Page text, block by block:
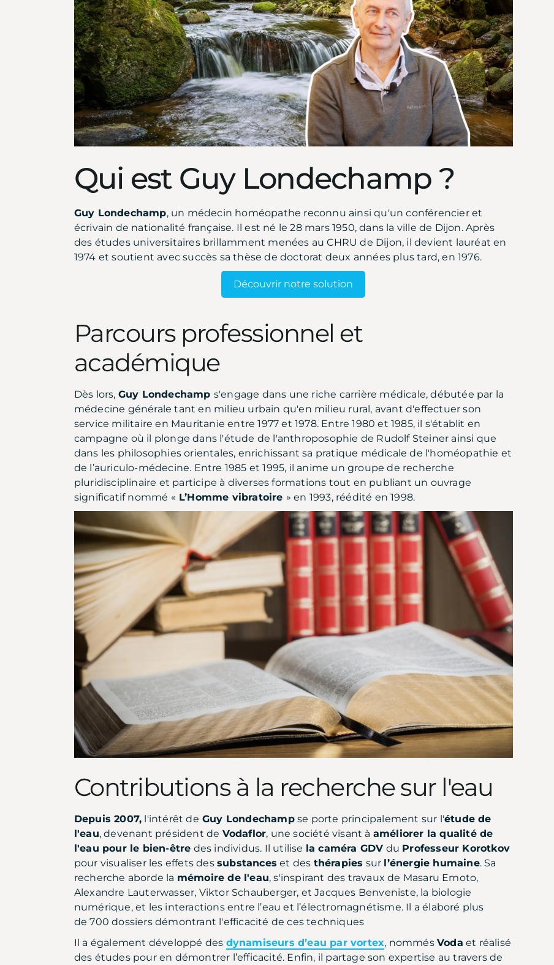
Qui est Guy Londechamp ?
Guy Londechamp, un médecin homéopathe reconnu ainsi qu'un conférencier et
écrivain de nationalité française. Il est né le 28 mars 1950, dans la ville de Dijon. Après
des études universitaires brillamment menées au CHRU de Dijon, il devient lauréat en
1974 et soutient avec succès sa thèse de doctorat deux années plus tard, en 1976.
Découvrir notre solution
Parcours professionnel et
académique
Dès lors, Guy Londechamp s'engage dans une riche carrière médicale, débutée par la
médecine générale tant en milieu urbain qu'en milieu rural, avant d'effectuer son
service militaire en Mauritanie entre 1977 et 1978. Entre 1980 et 1985, il s'établit en
campagne où il plonge dans l'étude de l'anthroposophie de Rudolf Steiner ainsi que
dans les philosophies orientales, enrichissant sa pratique médicale de l'homéopathie et
de l’auriculo-médecine. Entre 1985 et 1995, il anime un groupe de recherche
pluridisciplinaire et participe à diverses formations tout en publiant un ouvrage
significatif nommé « L’Homme vibratoire » en 1993, réédité en 1998.
Contributions à la recherche sur l'eau
Depuis 2007, l'intérêt de Guy Londechampse porte principalement sur l'étude de
l'eau, devenant président de Vodaflor, une société visant à améliorer la qualité de
l'eau pour le bien-être des individus. Il utilise la caméra GDV du Professeur Korotkov
pour visualiser les effets des substances et des thérapies sur l’énergie humaine. Sa
recherche aborde la mémoire de l'eau, s'inspirant des travaux de Masaru Emoto,
Alexandre Lauterwasser, Viktor Schauberger, et Jacques Benveniste, la biologie
numérique, et les interactions entre l’eau et l’électromagnétisme. Il a élaboré plus
de 700 dossiers démontrant l'efficacité de ces techniques
Il a également développé des dynamiseurs d’eau par vortex, nommésVoda et réalisé
des études pour en démontrer l’efficacité. Enfin, il partage son expertise au travers de